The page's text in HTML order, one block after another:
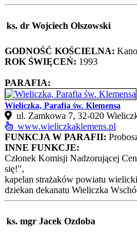
ks. dr Wojciech Olszowski
GODNOŚĆ KOŚCIELNA:
ROK ŚWIĘCEŃ: 1993
PARAFIA:
Wieliczka, Parafia św. Klemensa
ul. Zamkowa 7, 32-020
www.wieliczkaklemens.pl
FUNKCJA W PARAFII:
INNE FUNKCJE:
Członek Komisji Nadzorującej
się!",
kapelan strażaków powiatu
dziekan dekanatu Wieliczka
ks. mgr Jacek Ozdoba